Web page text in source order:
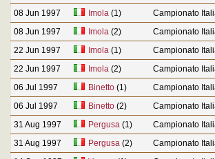
08 Jun 1997
Imola (1)
Campionato
08 Jun 1997
Imola (2)
Campionato
22 Jun 1997
Imola (1)
Campionato
22 Jun 1997
Imola (2)
Campionato
06 Jul 1997
Binetto(1)
Campionato
06 Jul 1997
Binetto(2)
Campionato
31 Aug 1997
Pergusa (1)
Campionato
31 Aug 1997
Pergusa (2)
Campionato